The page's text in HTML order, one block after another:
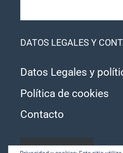
DATOS LEGALES Y
Datos Legales y
Política de cookies
Contacto
SUSCRIBIRSE